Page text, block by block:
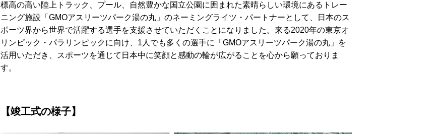
標高の高い陸上トラック、プール、自然豊かな国立公園に囲まれた素晴らしい環境にあるトレー
ニング施設「GMOアスリーツパーク湯の丸」のネーミングライツ・パートナーとして、日本のス
ポーツ界から世界で活躍する選手を支援させていただくことになりました。来る2020年の東京オ
リンピック・パラリンピックに向け、1人でも多くの選手に「GMOアスリーツパーク湯の丸」を
活用いただき、スポーツを通じて日本中に笑顔と感動の輪が広がることを心から願っておりま
す。
【竣工式の様子】